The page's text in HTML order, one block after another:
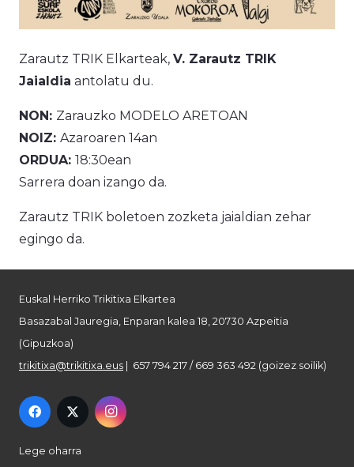
Zarautz TRIK Elkarteak, V. Zarautz TRIK
Jaialdia antolatu du.
NON: Zarauzko MODELO ARETOAN
NOIZ: Azaroaren 14an
ORDUA: 18:30ean
Sarrera doan izango da.
Zarautz TRIK boletoen zozketa jaialdian zehar
egingo da.
Euskal Herriko Trikitixa Elkartea
Basazabal Jauregia, Enparan kalea 18, 20730 Azpeitia
(Gipuzkoa)
trikitixa@trikitixa.eus | 657 794 217 / 669 363 492 (goizez soilik)
Lege oharra